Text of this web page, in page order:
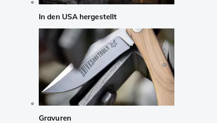
In den USA hergestellt
Gravuren